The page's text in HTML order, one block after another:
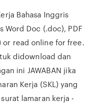
Bahasa Inggris
Word Doc (.doc), PDF
or read online for free.
didownload dan
ini JAWABAN jika
Kerja (SKL) yang
lamaran kerja -